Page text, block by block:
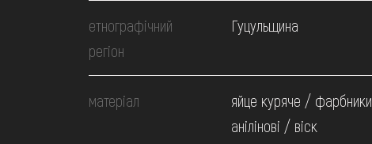
НАВЧИТИСЯ
етнографічний
регіон
Гуцульщина
матеріал
яйце куряче / фарбники
анілінові / віск